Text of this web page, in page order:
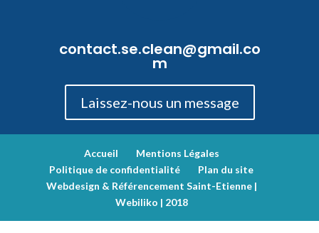
contact.se.clean@gmail.co
m
Laissez-nous un message
Accueil
Mentions Légales
Politique de confidentialité
Plan du site
Webdesign & Référencement Saint-Etienne |
Webiliko | 2018